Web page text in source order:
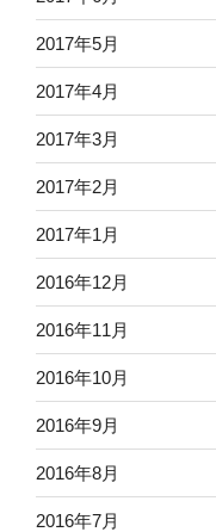
2017年5月
2017年4月
2017年3月
2017年2月
2017年1月
2016年12月
2016年11月
2016年10月
2016年9月
2016年8月
2016年7月